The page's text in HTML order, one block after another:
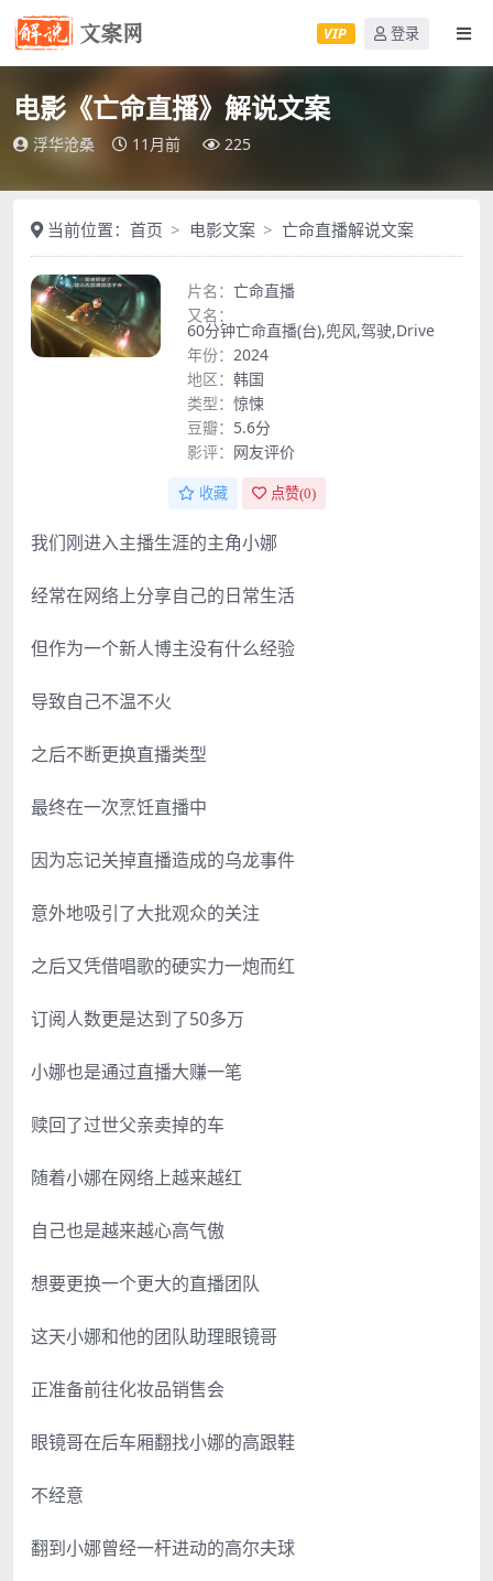
VIP 登录
电影《亡命直播》解说文案
浮华沧桑 11月前 225
当前位置： 首页 电影文案 亡命直播解说文案
片名： 亡命直播
又名：
60分钟亡命直播(台),兜风,驾驶,Drive
年份： 2024
地区： 韩国
类型： 惊悚
豆瓣： 5.6分
影评： 网友评价
收藏 点赞(0)
我们刚进入主播生涯的主角小娜
经常在网络上分享自己的日常生活
但作为一个新人博主没有什么经验
导致自己不温不火
之后不断更换直播类型
最终在一次烹饪直播中
因为忘记关掉直播造成的乌龙事件
意外地吸引了大批观众的关注
之后又凭借唱歌的硬实力一炮而红
订阅人数更是达到了50多万
小娜也是通过直播大赚一笔
赎回了过世父亲卖掉的车
随着小娜在网络上越来越红
自己也是越来越心高气傲
想要更换一个更大的直播团队
这天小娜和他的团队助理眼镜哥
正准备前往化妆品销售会
眼镜哥在后车厢翻找小娜的高跟鞋
不经意
翻到小娜曾经一杆进动的高尔夫球